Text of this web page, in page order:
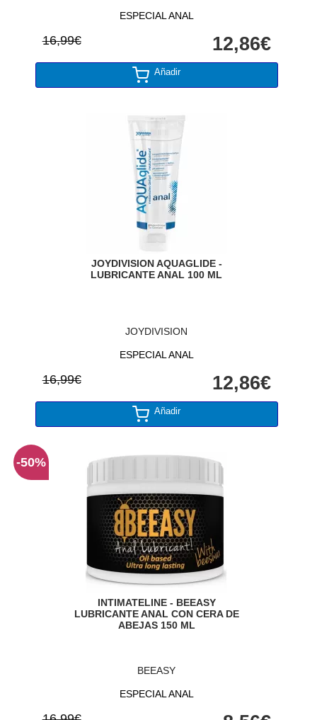
ESPECIAL ANAL
16,99€ 12,86€
Añadir
JOYDIVISION AQUAGLIDE -
LUBRICANTE ANAL 100 ML
JOYDIVISION
ESPECIAL ANAL
16,99€ 12,86€
Añadir
INTIMATELINE - BEEASY
LUBRICANTE ANAL CON CERA DE
ABEJAS 150 ML
BEEASY
ESPECIAL ANAL
-50%